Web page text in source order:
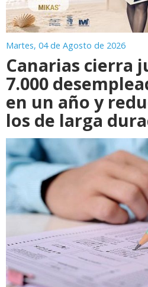
Martes, 04 de Agosto de 2026
Canarias cierra
7.000
en un año y
los de larga